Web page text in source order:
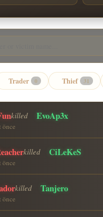
Trader 0 Thief 31
killed EvoAp3x
önce
killed CiLeKeS
önce
killed Tanjero
önce